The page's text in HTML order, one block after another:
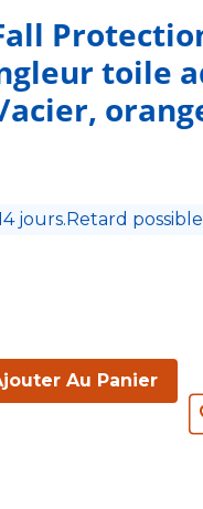
toile
jours.Retard
Au Panier